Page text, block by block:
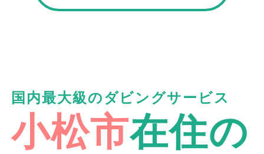
国内最大級のダビングサービス
小松市在住の